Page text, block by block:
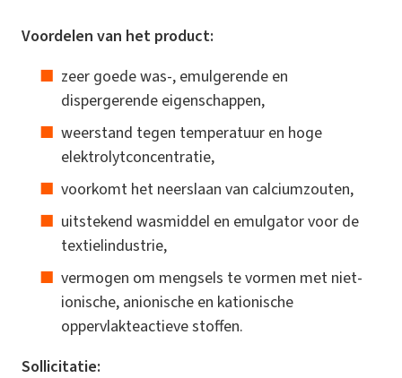
Voordelen van het product:
zeer goede was-, emulgerende en
dispergerende eigenschappen,
weerstand tegen temperatuur en hoge
elektrolytconcentratie,
voorkomt het neerslaan van calciumzouten,
uitstekend wasmiddel en emulgator voor de
textielindustrie,
vermogen om mengsels te vormen met niet-
ionische, anionische en kationische
oppervlakteactieve stoffen.
Sollicitatie: